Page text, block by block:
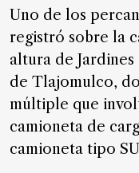
digital
Nosotros
Contáctanos
Anúnciate
Uno de los
registró sobre la
altura de
de Tlajomulco,
múltiple que
camioneta de
camioneta tipo